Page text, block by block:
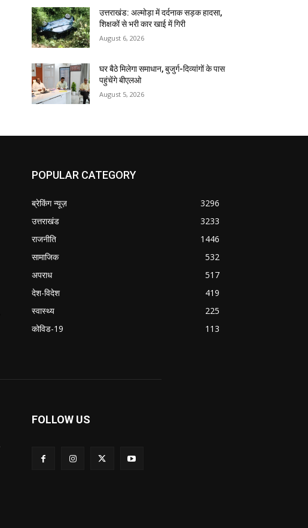
उत्तराखंड: अल्मोड़ा में दर्दनाक सड़क हादसा,
शिक्षकों से भरी कार खाई में गिरी
August 6, 2026
घर बैठे मिलेगा समाधान, बुजुर्ग-दिव्यांगों के पास
पहुंचेंगे बीएलओ
August 5, 2026
POPULAR CATEGORY
ब्रेकिंग न्यूज़
3296
उत्तराखंड
3233
राजनीति
1446
सामाजिक
532
अपराध
517
देश-विदेश
419
स्वास्थ्य
225
कोविड-19
113
FOLLOW US